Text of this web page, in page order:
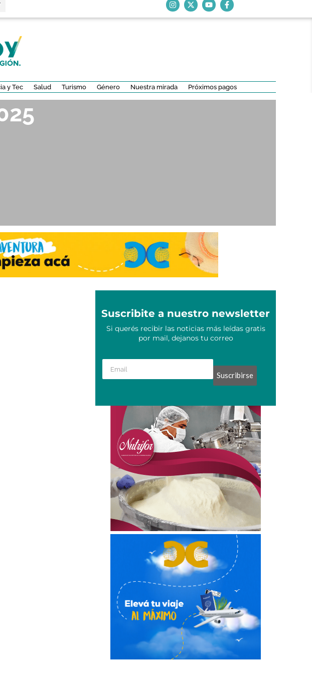
y Tec Salud Turismo Género Nuestra mirada Próximos pagos
Suscribite a nuestro newsletter
Si querés recibir las noticias más leídas gratis
por mail, dejanos tu correo
Suscribirse